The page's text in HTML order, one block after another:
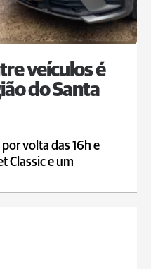
veículos é
do Santa
volta das 16h e
Classic e um